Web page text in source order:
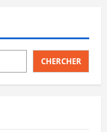
CHERCHER